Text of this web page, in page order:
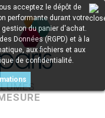
acceptez le dépôt de
performante durant votre
du panier d'achat.
Données (RGPD) et à la
aux fichiers et aux
de confidentialité.